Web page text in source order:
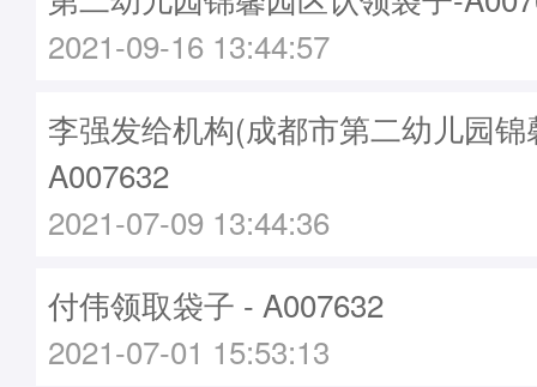
2021-09-16 13:44:57
李强发给机构(成都市第二幼儿园
A007632
2021-07-09 13:44:36
付伟领取袋子 - A007632
2021-07-01 15:53:13